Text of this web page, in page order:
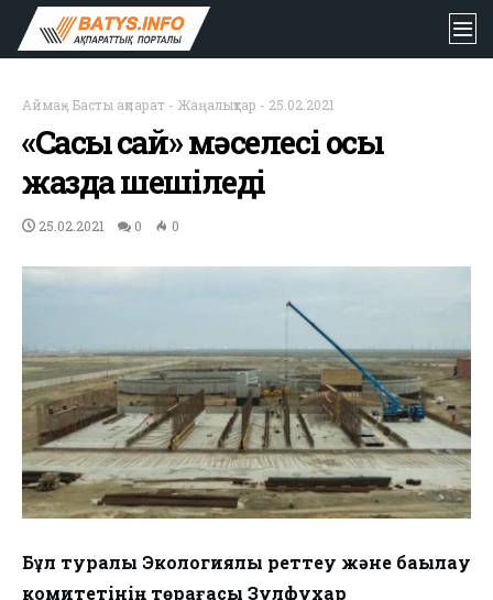
Аймақ- Басты ақпарат - Жаңалықтар - 25.02.2021
«Сасық сай» мәселесі осы
жазда шешіледі
25.02.2021 0 0
Бұл туралы Экологиялық реттеу және бақылау
комитетінің төрағасы Зулфухар